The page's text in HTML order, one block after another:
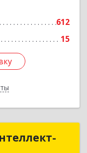
612
15